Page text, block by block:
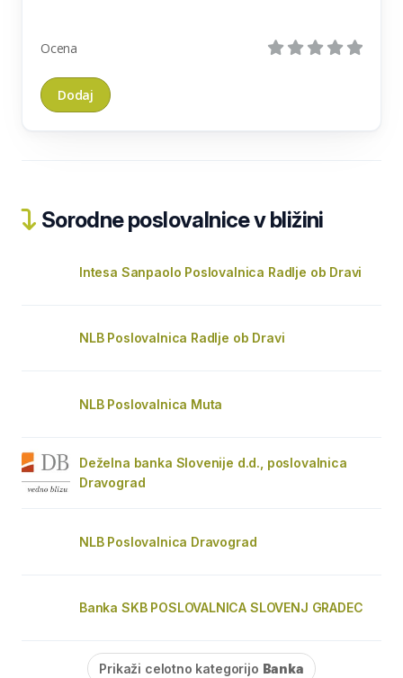
Ocena
Sorodne poslovalnice v bližini
Intesa Sanpaolo Poslovalnica Radlje ob Dravi
NLB Poslovalnica Radlje ob Dravi
NLB Poslovalnica Muta
Deželna banka Slovenije d.d., poslovalnica
Dravograd
NLB Poslovalnica Dravograd
Banka SKB POSLOVALNICA SLOVENJ GRADEC
Prikaži celotno kategorijo Banka